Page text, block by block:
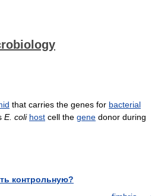
that carries the genes for bacterial
E. coli host cell the gene donor during
контрольную?